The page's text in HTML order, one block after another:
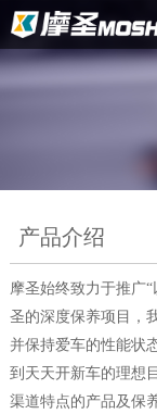
产品介绍
摩圣始终致力于推广
圣的深度保养项目，
并保持爱车的性能状
到天天开新车的理想
渠道特点的产品及保